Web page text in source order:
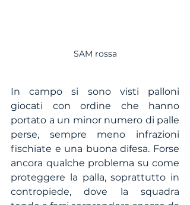
SAM rossa
In campo si sono visti palloni
giocati con ordine che hanno
portato a un minor numero di palle
perse, sempre meno infrazioni
fischiate e una buona difesa. Forse
ancora qualche problema su come
proteggere la palla, soprattutto in
contropiede, dove la squadra